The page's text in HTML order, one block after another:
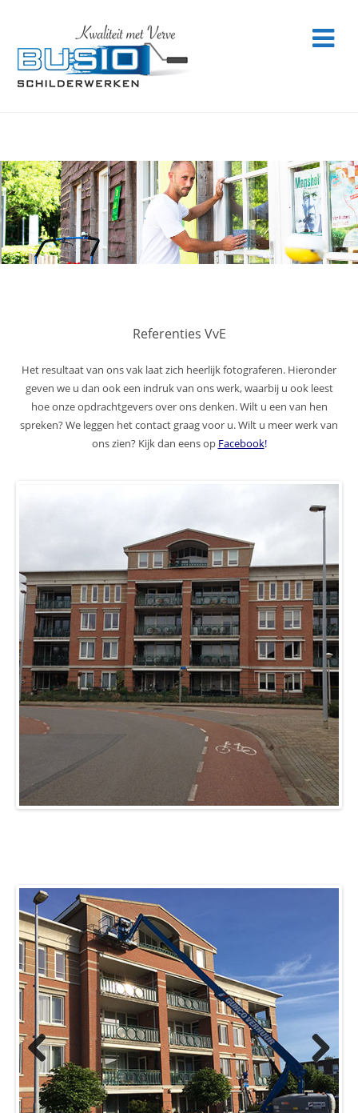
Referenties VvE
Het resultaat van ons vak laat zich heerlijk fotograferen. Hieronder
geven we u dan ook een indruk van ons werk, waarbij u ook leest
hoe onze opdrachtgevers over ons denken. Wilt u een van hen
spreken? We leggen het contact graag voor u. Wilt u meer werk van
ons zien? Kijk dan eens op Facebook!
Previous Next